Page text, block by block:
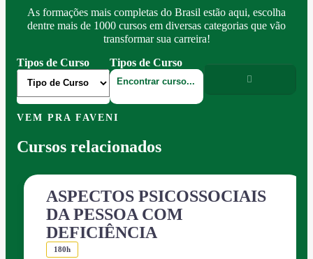
As formações mais completas do Brasil estão aqui, escolha
dentre mais de 1000 cursos em diversas categorias que vão
transformar sua carreira!
Tipos de Curso
Tipos de Curso
VEM PRA FAVENI
Cursos relacionados
ASPECTOS PSICOSSOCIAIS
DA PESSOA COM
DEFICIÊNCIA
180h